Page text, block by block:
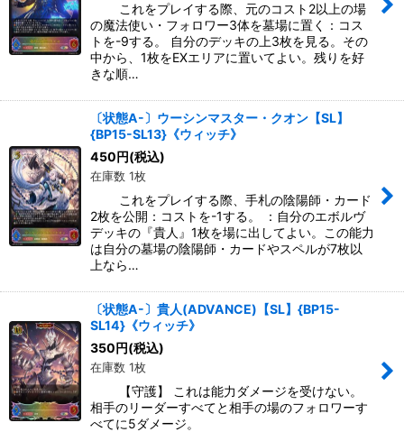
これをプレイする際、元のコスト2以上の場
の魔法使い・フォロワー3体を墓場に置く：コス
トを-9する。 自分のデッキの上3枚を見る。その
中から、1枚をEXエリアに置いてよい。残りを好
きな順…
〔状態A-〕ウーシンマスター・クオン【SL】
{BP15-SL13}《ウィッチ》
450円(税込)
在庫数 1枚
これをプレイする際、手札の陰陽師・カード
2枚を公開：コストを-1する。 ：自分のエボルヴ
デッキの『貴人』1枚を場に出してよい。この能力
は自分の墓場の陰陽師・カードやスペルが7枚以
上なら…
〔状態A-〕貴人(ADVANCE)【SL】{BP15-
SL14}《ウィッチ》
350円(税込)
在庫数 1枚
【守護】 これは能力ダメージを受けない。
相手のリーダーすべてと相手の場のフォロワーす
べてに5ダメージ。